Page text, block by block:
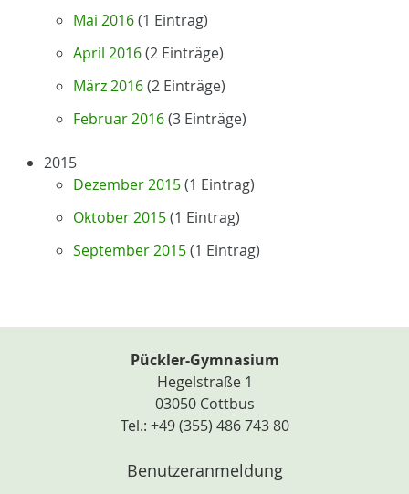
Mai 2016(1 Eintrag)
April 2016(2 Einträge)
März 2016(2 Einträge)
Februar 2016(3 Einträge)
2015
Dezember 2015(1 Eintrag)
Oktober 2015(1 Eintrag)
September 2015(1 Eintrag)
Pückler-Gymnasium
Hegelstraße 1
03050 Cottbus
Tel.: +49 (355) 486 743 80
Benutzeranmeldung